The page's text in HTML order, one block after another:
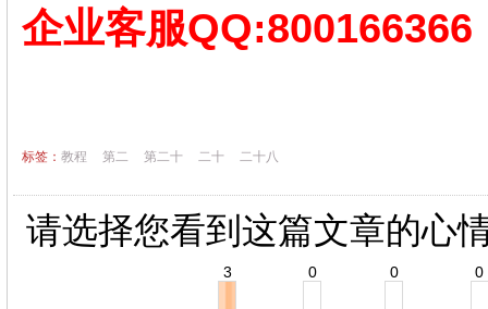
企业客服QQ:800166366
标签： 教程 第二 第二十 二十 二十八
请选择您看到这篇文章的心
3 0 0 0